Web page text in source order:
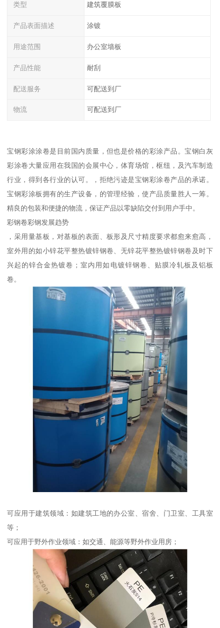
类型 建筑覆膜板
产品表面描述 涂镀
用途范围 办公室墙板
产品性能 耐刮
配送服务 可配送到厂
物流 可配送到厂
宝钢彩涂涂卷是目前国内质量，但也是价格的彩涂产品。宝钢白灰
彩涂卷大量应用在我国的会展中心，体育场馆，枢纽，及汽车制造
行业，得到各行业的认可。，拒绝污迹是宝钢彩涂卷产品的承诺。
宝钢彩涂板拥有的生产设备，的管理经验，使产品质量胜人一筹。
精良的包装和便捷的物流，保证产品以零缺陷交付到用户手中。
彩钢卷彩钢发展趋势
，采用量基板，对基板的表面、板形及尺寸精度要求都愈来愈高，
室外用的如小锌花平整热镀锌钢卷、无锌花平整热镀锌钢卷及时下
兴起的锌合金热镀卷；室内用如电镀锌钢卷、贴膜冷轧板及铝板
卷。
可应用于建筑领域：如建筑工地的办公室、宿舍、门卫室、工具室
等；
可应用于野外作业领域：如交通、能源等野外作业用房；